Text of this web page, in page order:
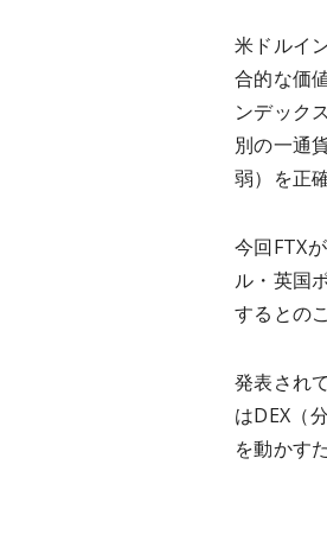
米ドルイ
合的な価
ンデック
別の一通
弱）を正
今回FTX
ル・英国
するとの
発表され
はDEX（
を動かす